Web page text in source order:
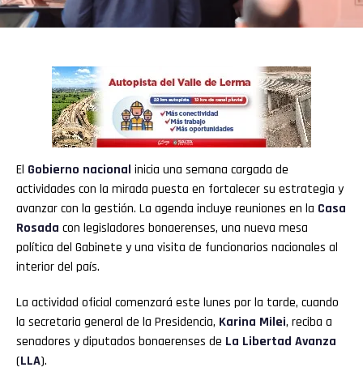
El Gobierno nacional inicia una semana cargada de
actividades con la mirada puesta en fortalecer su estrategia y
avanzar con la gestión. La agenda incluye reuniones en la Casa
Rosada con legisladores bonaerenses, una nueva mesa
política del Gabinete y una visita de funcionarios nacionales al
interior del país.
La actividad oficial comenzará este lunes por la tarde, cuando
la secretaria general de la Presidencia, Karina Milei, reciba a
senadores y diputados bonaerenses de La Libertad Avanza
(LLA).
Reddit
Pinterest
Whatsapp
Email